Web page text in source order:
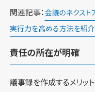
関連記事： 会議のネクスト
実行力を高める方法を紹介
責任の所在が明確
議事録を作成するメリッ